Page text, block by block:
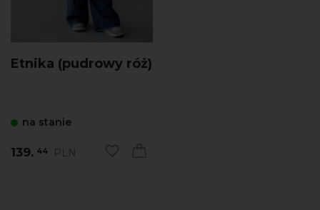
Etnika (pudrowy róż)
na stanie
139. 44 PLN